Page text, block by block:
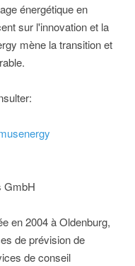
énergétique en
sur l'innovation et la
mène la transition et
GmbH
en 2004 à Oldenburg,
de prévision de
de conseil